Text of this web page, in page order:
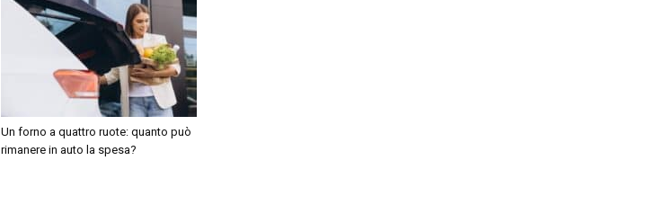
Un forno a quattro ruote: quanto può
rimanere in auto la spesa?